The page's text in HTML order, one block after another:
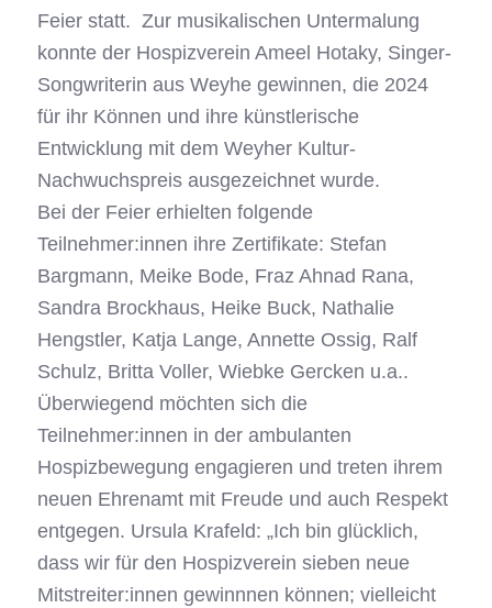
Feier statt. Zur musikalischen Untermalung
konnte der Hospizverein Ameel Hotaky, Singer-
Songwriterin aus Weyhe gewinnen, die 2024
für ihr Können und ihre künstlerische
Entwicklung mit dem Weyher Kultur-
Nachwuchspreis ausgezeichnet wurde.
Bei der Feier erhielten folgende
Teilnehmer:innen ihre Zertifikate: Stefan
Bargmann, Meike Bode, Fraz Ahnad Rana,
Sandra Brockhaus, Heike Buck, Nathalie
Hengstler, Katja Lange, Annette Ossig, Ralf
Schulz, Britta Voller, Wiebke Gercken u.a..
Überwiegend möchten sich die
Teilnehmer:innen in der ambulanten
Hospizbewegung engagieren und treten ihrem
neuen Ehrenamt mit Freude und auch Respekt
entgegen. Ursula Krafeld: „Ich bin glücklich,
dass wir für den Hospizverein sieben neue
Mitstreiter:innen gewinnnen können; vielleicht